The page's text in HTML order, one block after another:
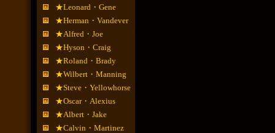
★Leonard・Gene
★Herman・Vandever
★Alfred・Joe
★Hyson・Craig
★Roland・Brady
★Wilbert・Manning
★Steve・Yellowhorse
★Oscar・Alexius
★Albert・Jake
★Calvin・Martinez